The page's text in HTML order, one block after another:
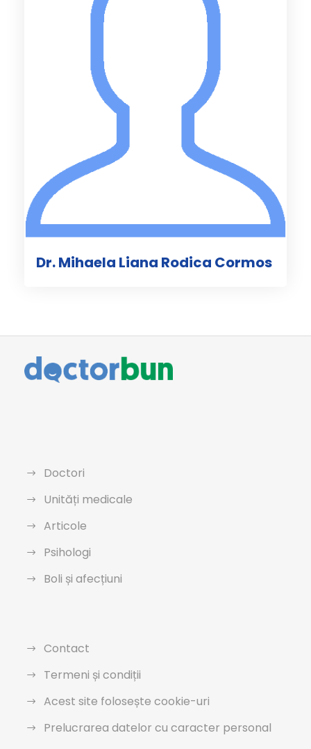
Dr. Mihaela Liana Rodica Cormos
Doctori
Unități medicale
Articole
Psihologi
Boli și afecțiuni
Contact
Termeni și condiții
Acest site folosește cookie-uri
Prelucrarea datelor cu caracter personal